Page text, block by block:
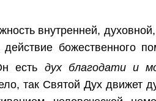
внутренней,
действие божественного
есть дух благодати и
так Святой Дух движет